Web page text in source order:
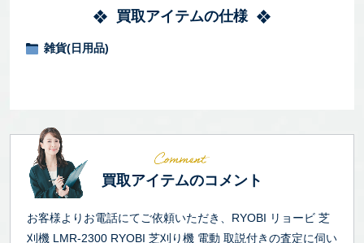
買取アイテムの仕様
雑貨(日用品)
買取アイテムのコメント
お客様よりお電話にてご依頼いただき、RYOBI リョービ 芝
刈機 LMR-2300 RYOBI 芝刈り機 電動 取説付きの査定に伺い